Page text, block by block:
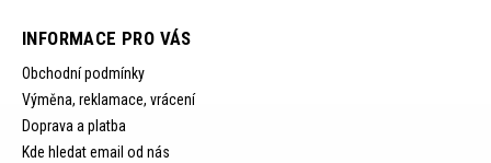
INFORMACE PRO VÁS
Obchodní podmínky
Výměna, reklamace, vrácení
Doprava a platba
Kde hledat email od nás